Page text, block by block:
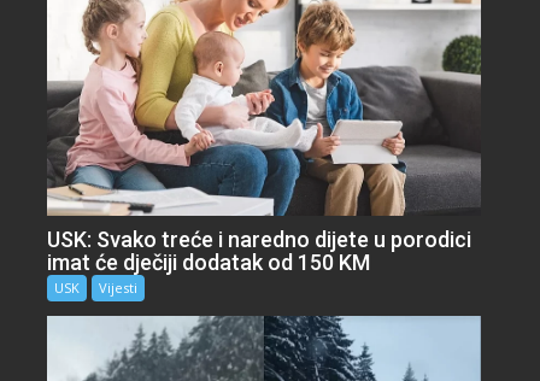
USK: Svako treće i naredno dijete u porodici
imat će dječiji dodatak od 150 KM
USK Vijesti